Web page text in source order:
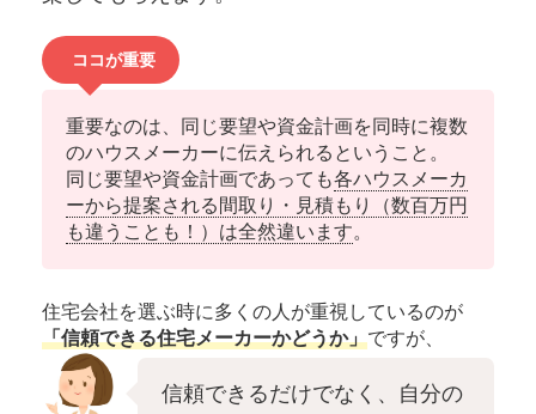
ココが重要
重要なのは、同じ要望や資金計画を同時に複数
のハウスメーカーに伝えられるということ。
同じ要望や資金計画であっても各ハウスメーカ
ーから提案される間取り・見積もり（数百万円
も違うことも！）は全然違います。
住宅会社を選ぶ時に多くの人が重視しているのが
「信頼できる住宅メーカーかどうか」ですが、
信頼できるだけでなく、自分の